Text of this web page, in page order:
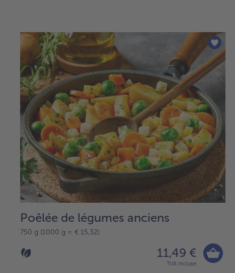
Poêlée de légumes anciens
750 g (1000 g = € 15,32)
11,49 €
TVA incluse